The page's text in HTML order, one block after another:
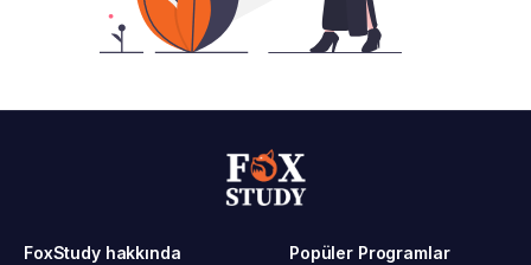
FoxStudy hakkında Popüler Programlar